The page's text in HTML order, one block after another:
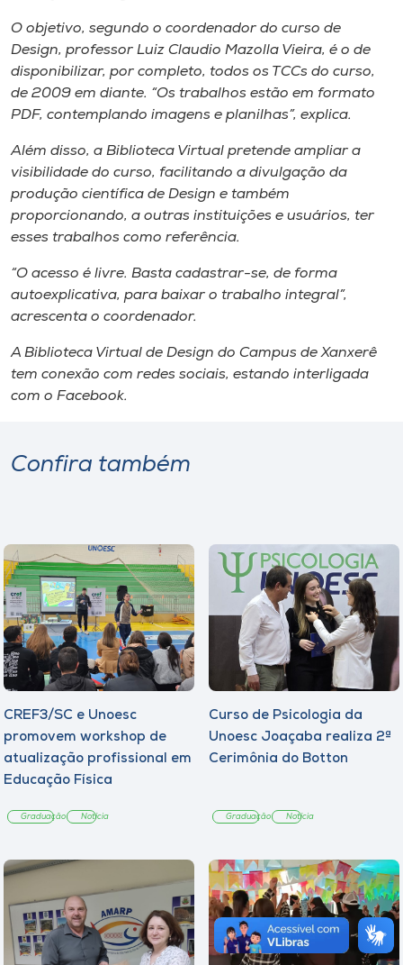
Editora
Rádio
Museu
Unoesc
Store
O objetivo, segundo o coordenador do curso de
Design, professor Luiz Claudio Mazolla Vieira, é o de
disponibilizar, por completo, todos os TCCs do curso,
de 2009 em diante. “Os trabalhos estão em formato
PDF, contemplando imagens e planilhas”, explica.
Além disso, a Biblioteca Virtual pretende ampliar a
visibilidade do curso, facilitando a divulgação da
produção científica de Design e também
proporcionando, a outras instituições e usuários, ter
esses trabalhos como referência.
“O acesso é livre. Basta cadastrar-se, de forma
autoexplicativa, para baixar o trabalho integral”,
acrescenta o coordenador.
A Biblioteca Virtual de Design do Campus de Xanxerê
tem conexão com redes sociais, estando interligada
com o Facebook.
Confira também
CREF3/SC e Unoesc
promovem workshop de
atualização profissional em
Educação Física
Graduação Notícia
Curso de Psicologia da
Unoesc Joaçaba realiza 2ª
Cerimônia do Botton
Graduação Notícia